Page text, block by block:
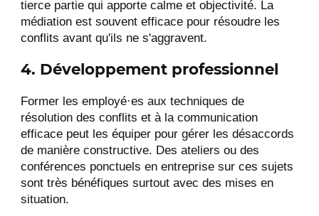
tierce partie qui apporte calme et objectivité. La
médiation est souvent efficace pour résoudre les
conflits avant qu'ils ne s'aggravent.
4. Développement professionnel
Former les employé·es aux techniques de
résolution des conflits et à la communication
efficace peut les équiper pour gérer les désaccords
de manière constructive. Des ateliers ou des
conférences ponctuels en entreprise sur ces sujets
sont très bénéfiques surtout avec des mises en
situation​​.